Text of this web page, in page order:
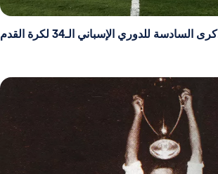
السادسة للدوري الإسباني الـ34 لكرة القدم